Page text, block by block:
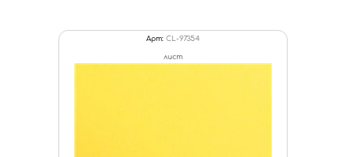
Арт: CL-97354
лист